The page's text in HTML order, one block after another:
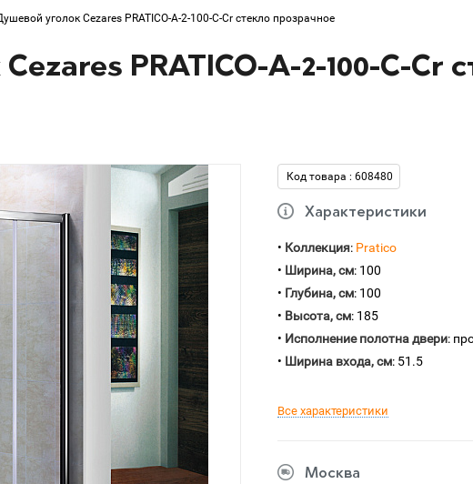
уголок Cezares PRATICO-A-2-100-C-Cr стекло прозрачное
PRATICO-A-2-100-C-Cr
Код товара : 608480
Характеристики
• Коллекция: Pratico
• Ширина, см: 100
• Глубина, см: 100
• Высота, см: 185
• Исполнение полотна двери:
• Ширина входа, см: 51.5
Все характеристики
Москва